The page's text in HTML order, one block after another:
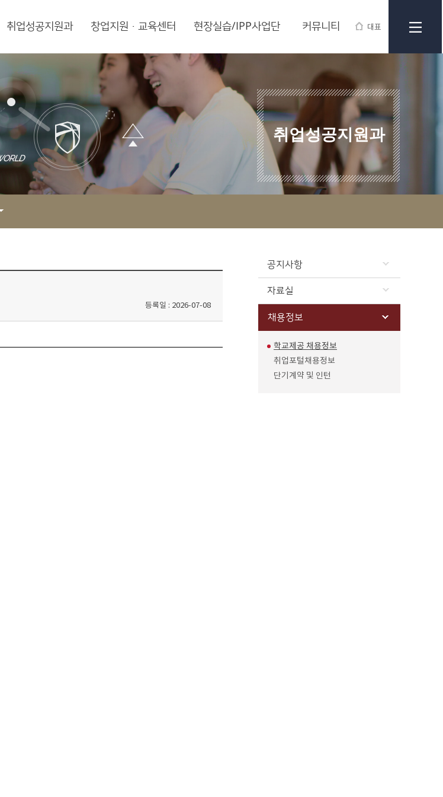
대표
취업성공지원과 창업지원·교육센터 현장실습/IPP사업단 커뮤니티
취업성공지원과
공지사항
자료실
채용정보
학교제공 채용정보
취업포털채용정보
단기계약 및 인턴
등록일 : 2026-07-08